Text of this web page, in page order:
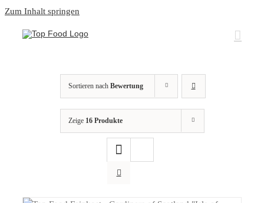
Zum Inhalt springen
Sortieren nach Bewertung
Zeige 16 Produkte